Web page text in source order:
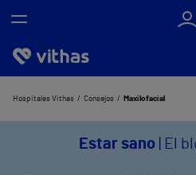
Nosotros
Hospitales Vithas Consejos Maxilofacial
Estar sano| El